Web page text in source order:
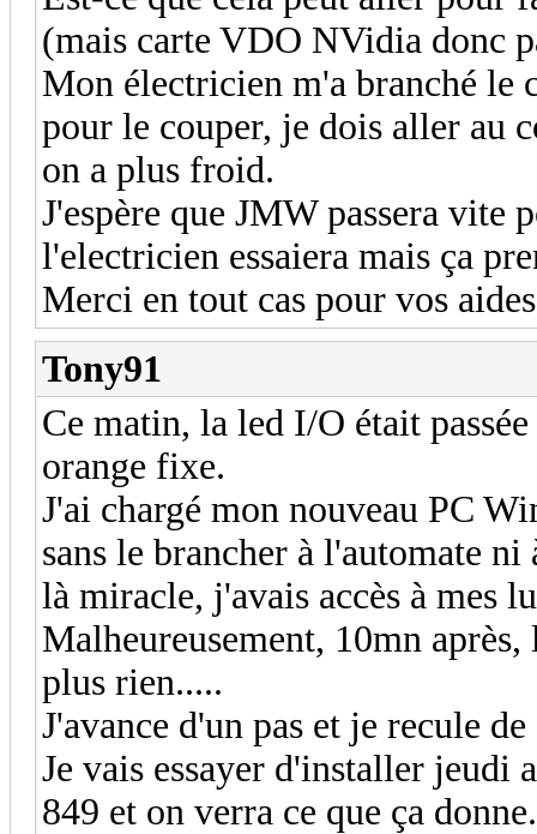
(mais carte VDO NVidia donc
Mon électricien m'a branché le
pour le couper, je dois aller au
on a plus froid.
J'espère que JMW passera vite
l'electricien essaiera mais ça
Merci en tout cas pour vos
Tony91
Ce matin, la led I/O était
orange fixe.
J'ai chargé mon nouveau PC
sans le brancher à l'automate
là miracle, j'avais accès à mes
Malheureusement, 10mn
plus rien.....
J'avance d'un pas et je recule
Je vais essayer d'installer jeudi
849 et on verra ce que ça donne.